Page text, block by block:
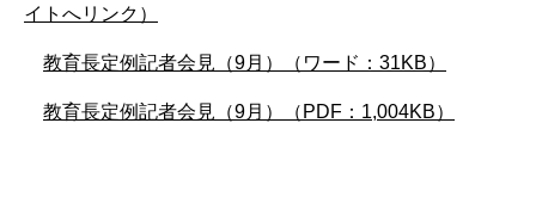
イトへリンク）
教育長定例記者会見（9月）（ワード：31KB）
教育長定例記者会見（9月）（PDF：1,004KB）